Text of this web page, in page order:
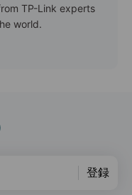
TP-Link experts
world.
登録